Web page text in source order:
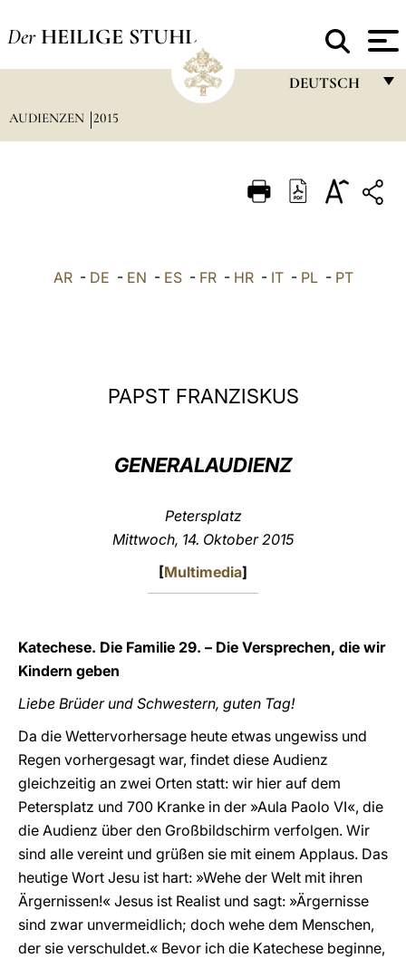
Der HEILIGE STUHL
DEUTSCH
ITALIANO
中文
AUDIENZEN 2015
AR- DE - EN - ES- FR- HR- IT- PL- PT
PAPST FRANZISKUS
GENERALAUDIENZ
Petersplatz
Mittwoch, 14. Oktober 2015
[Multimedia]
Katechese. Die Familie 29. – Die Versprechen, die wir
Kindern geben
Liebe Brüder und Schwestern, guten Tag!
Da die Wettervorhersage heute etwas ungewiss und
Regen vorhergesagt war, findet diese Audienz
gleichzeitig an zwei Orten statt: wir hier auf dem
Petersplatz und 700 Kranke in der »Aula Paolo VI«, die
die Audienz über den Großbildschirm verfolgen. Wir
sind alle vereint und grüßen sie mit einem Applaus. Das
heutige Wort Jesu ist hart: »Wehe der Welt mit ihren
Ärgernissen!« Jesus ist Realist und sagt: »Ärgernisse
sind zwar unvermeidlich; doch wehe dem Menschen,
der sie verschuldet.« Bevor ich die Katechese beginne,